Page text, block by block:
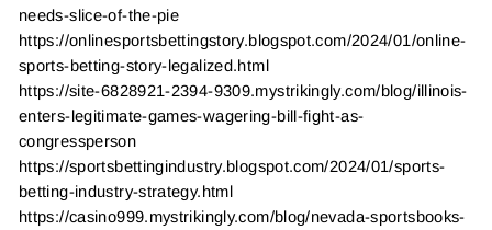
needs-slice-of-the-pie
https://onlinesportsbettingstory.blogspot.com/2024/01/online-
sports-betting-story-legalized.html
https://site-6828921-2394-9309.mystrikingly.com/blog/illinois-
enters-legitimate-games-wagering-bill-fight-as-
congressperson
https://sportsbettingindustry.blogspot.com/2024/01/sports-
betting-industry-strategy.html
https://casino999.mystrikingly.com/blog/nevada-sportsbooks-